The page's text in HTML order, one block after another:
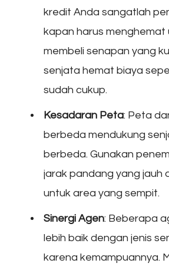
kredit Anda sangatlah
kapan harus menghemat
membeli senapan yang
senjata hemat biaya
sudah cukup.
Kesadaran Peta: Peta
berbeda mendukung
berbeda. Gunakan
jarak pandang yang jauh
untuk area yang sempit.
Sinergi Agen: Beberapa
lebih baik dengan jenis
karena kemampuannya.